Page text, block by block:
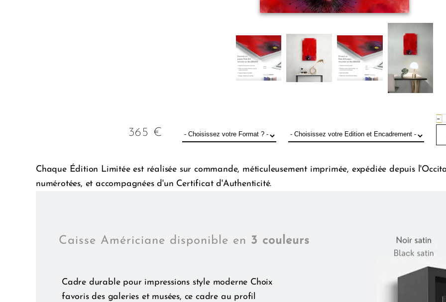
365 €
−
Chaque Édition Limitée est réalisée sur commande, méticuleusement imprimée, expédiée depuis
numérotées, et accompagnées d'un Certificat d'Authenticité.
Caisse Américiane disponible en 3 couleurs
Cadre durable pour impressions style moderne Choix
favoris des galeries et musées, ce cadre au profil